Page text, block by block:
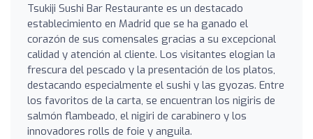
Tsukiji Sushi Bar Restaurante es un destacado
establecimiento en Madrid que se ha ganado el
corazón de sus comensales gracias a su excepcional
calidad y atención al cliente. Los visitantes elogian la
frescura del pescado y la presentación de los platos,
destacando especialmente el sushi y las gyozas. Entre
los favoritos de la carta, se encuentran los nigiris de
salmón flambeado, el nigiri de carabinero y los
innovadores rolls de foie y anguila.